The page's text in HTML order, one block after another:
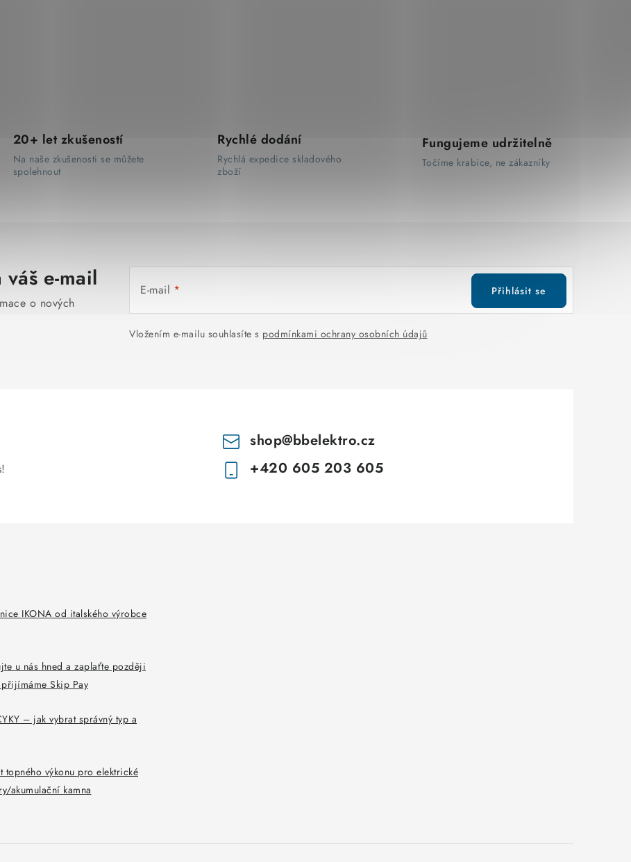
20+ let zkušeností
Na naše zkušenosti se můžete
spolehnout
Rychlé dodání
Rychlá expedice skladového
zboží
Fungujeme udržitelně
Točíme krabice, ne zákazníky
e-mail
o nových
E-mail
Vložením e-mailu souhlasíte s podmínkami ochrany osobních údajů
Přihlásit se
shop@bbelektro.cz
+420 605 203 605
IKONA od italského výrobce
u nás hned a zaplaťte později
Skip Pay
– jak vybrat správný typ a
topného výkonu pro elektrické
akumulační kamna